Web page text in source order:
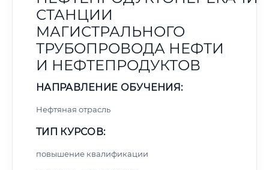
СТАНЦИИ
МАГИСТРАЛЬНОГО
ТРУБОПРОВОДА НЕФТИ
И НЕФТЕПРОДУКТОВ
НАПРАВЛЕНИЕ ОБУЧЕНИЯ:
Нефтяная отрасль
ТИП КУРСОВ:
повышение квалификации